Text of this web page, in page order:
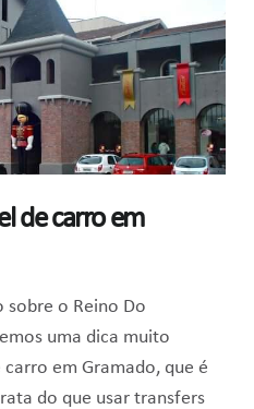
de carro em
sobre o Reino Do
uma dica muito
em Gramado, que é
do que usar transfers